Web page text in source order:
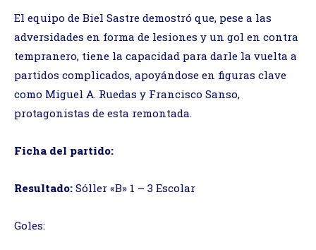
El equipo de Biel Sastre demostró que, pese a las
adversidades en forma de lesiones y un gol en contra
tempranero, tiene la capacidad para darle la vuelta a
partidos complicados, apoyándose en figuras clave
como Miguel A. Ruedas y Francisco Sanso,
protagonistas de esta remontada.
Ficha del partido:
Resultado: Sóller «B» 1 – 3 Escolar
Goles: